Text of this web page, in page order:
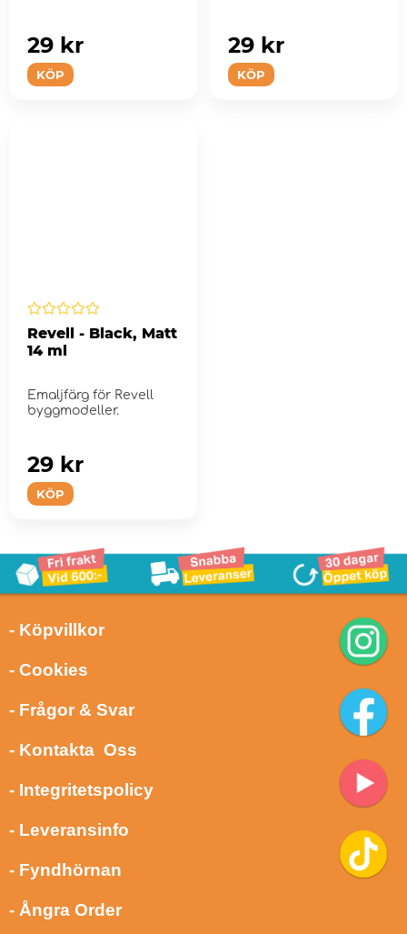
KÖP
29 kr
KÖP
29 kr
Revell - Black, Matt
14 ml
Emaljfärg för Revell
byggmodeller.
KÖP
29 kr
- Köpvillkor
- Cookies
- Frågor & Svar
- Kontakta Oss
- Integritetspolicy
- Leveransinfo
- Fyndhörnan
- Ångra Order